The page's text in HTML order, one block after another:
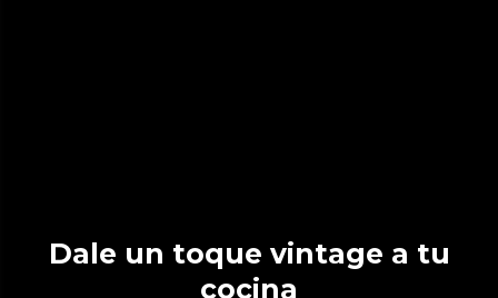
Dale un toque vintage a tu
cocina